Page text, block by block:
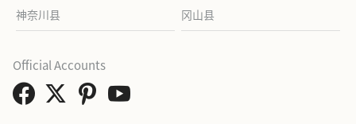
神奈川县 冈山县
Official Accounts